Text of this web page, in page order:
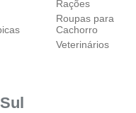
Rações
Roupas para
Cachorro
Veterinários